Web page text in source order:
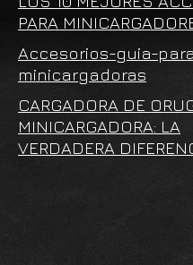
PARA
Accesorios-guia-
minicargadoras
CARGADORA DE
MINICARGADORA: LA
VERDADERA